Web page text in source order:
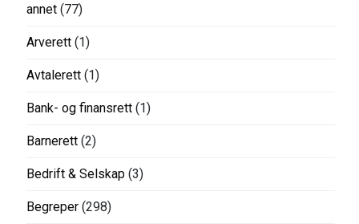
annet (77)
Arverett (1)
Avtalerett (1)
Bank- og finansrett (1)
Barnerett (2)
Bedrift & Selskap (3)
Begreper (298)